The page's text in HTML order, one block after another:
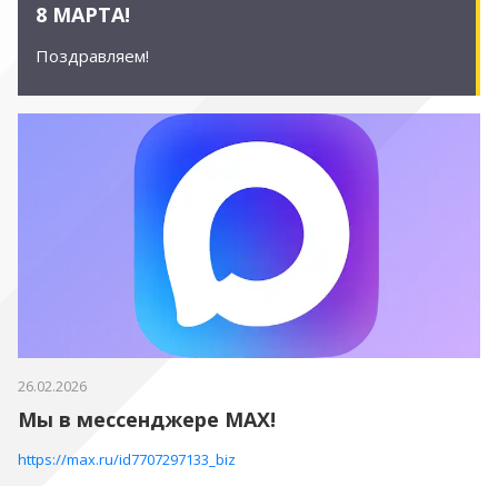
8 МАРТА!
Поздравляем!
26.02.2026
Мы в мессенджере MAX!
https://max.ru/id7707297133_biz